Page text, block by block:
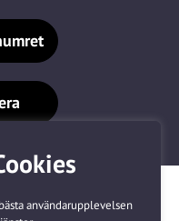
användarupplevelsen